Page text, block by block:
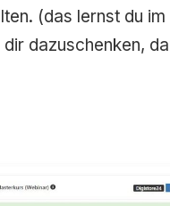
(das lernst du
dazuschenken,